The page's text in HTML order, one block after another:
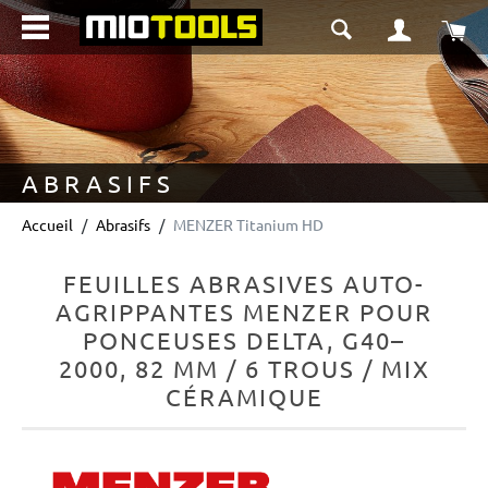
principal
ABRASIFS
Accueil Abrasifs MENZER Titanium HD
FEUILLES ABRASIVES AUTO-
AGRIPPANTES MENZER POUR
PONCEUSES DELTA, G40–
2000, 82 MM / 6 TROUS / MIX
CÉRAMIQUE
Ignorer la galerie d'images